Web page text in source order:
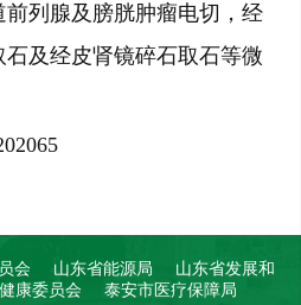
列腺及膀胱肿瘤电切，经
及经皮肾镜碎石取石等微
会 山东省能源局
山东省发展和
康委员会 泰安市医疗保障局